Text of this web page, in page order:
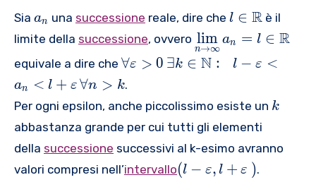
{
8
}
,.
\
r
g
h
\,
\,
{
a
}
{
n
}
8
.
\
r
g
h
t
\
a
o
{
i
m
}
Sia {
{
a
}
_
{
}
}
an una successione reale, dire che l\
\
m
t
b
b
{
l ∈ R è il
limite della successione, ovvero \
u
n
er
se
t
{
n
n→∞
lim an = l ∈ R
equivale a dire che \
o
r
a
ll
\
v
∀ε > 0 \,
xi
st
s
k
\i
∃k ∈ N :
l-
a
r
e
si
l − ε <
an < l + ε \
f
o
r
a
ll
∀n > k.
Per ogni epsilon, anche piccolissimo esiste un k
k
abbastanza grande per cui tutti gli elementi
della successione successivi al k-esimo avranno
valori compresi nell’intervallo\
(l − ε, l + ε ).